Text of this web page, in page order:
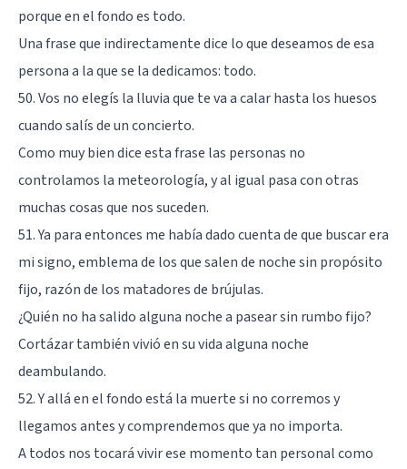
porque en el fondo es todo.
Una frase que indirectamente dice lo que deseamos de esa
persona a la que se la dedicamos: todo.
50. Vos no elegís la lluvia que te va a calar hasta los huesos
cuando salís de un concierto.
Como muy bien dice esta frase las personas no
controlamos la meteorología, y al igual pasa con otras
muchas cosas que nos suceden.
51. Ya para entonces me había dado cuenta de que buscar era
mi signo, emblema de los que salen de noche sin propósito
fijo, razón de los matadores de brújulas.
¿Quién no ha salido alguna noche a pasear sin rumbo fijo?
Cortázar también vivió en su vida alguna noche
deambulando.
52. Y allá en el fondo está la muerte si no corremos y
llegamos antes y comprendemos que ya no importa.
A todos nos tocará vivir ese momento tan personal como